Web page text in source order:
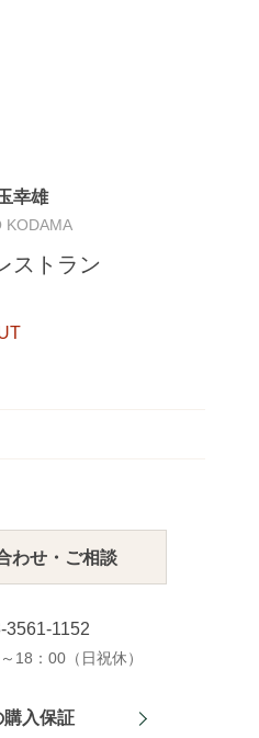
幸雄
KODAMA
ストラン
わせ・ご相談
3561-1152
18：00（日祝休）
購入保証